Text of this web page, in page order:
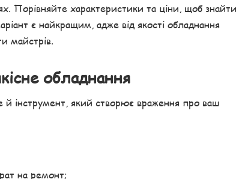
Порівняйте характеристики та ціни, щоб знайти
є найкращим, адже від якості обладнання
майстрів.
обладнання
інструмент, який створює враження про ваш
на ремонт;